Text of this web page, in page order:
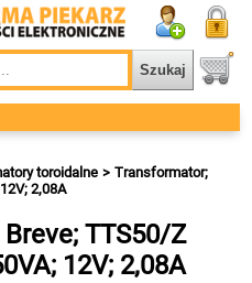
toroidalne
Transformator;
2,08A
TTS50/Z
12V; 2,08A